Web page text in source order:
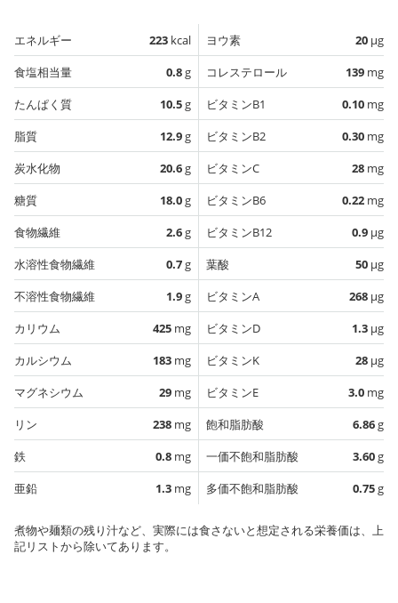
エネルギー 223 kcal
食塩相当量
0.8g
たんぱく質
10.5g
脂質
12.9g
炭水化物
20.6g
糖質
18.0g
食物繊維
2.6g
水溶性食物繊維
0.7g
不溶性食物繊維
1.9g
カリウム
425 mg
カルシウム
183 mg
マグネシウム
29 mg
リン
238 mg
鉄
0.8 mg
亜鉛
1.3 mg
ヨウ素 20 µg
コレステロール
139 mg
ビタミンB1
0.10 mg
ビタミンB2
0.30 mg
ビタミンC
28 mg
ビタミンB6
0.22 mg
ビタミンB12
0.9 µg
葉酸
50 µg
ビタミンA
268 µg
ビタミンD
1.3 µg
ビタミンK
28 µg
ビタミンE
3.0 mg
飽和脂肪酸
6.86g
一価不飽和脂肪酸
3.60g
多価不飽和脂肪酸
0.75g
煮物や麺類の残り汁など、実際には食さないと想定される栄養価は、上
記リストから除いてあります。